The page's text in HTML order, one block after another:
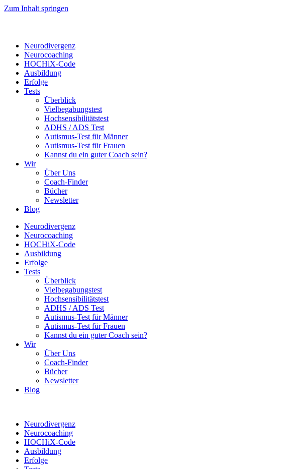
Zum Inhalt springen
Neurodivergenz
Neurocoaching
HOCHiX-Code
Ausbildung
Erfolge
Tests
Überblick
Vielbegabungstest
Hochsensibilitätstest
ADHS / ADS Test
Autismus-Test für Männer
Autismus-Test für Frauen
Kannst du ein guter Coach sein?
Wir
Über Uns
Coach-Finder
Bücher
Newsletter
Blog
Neurodivergenz
Neurocoaching
HOCHiX-Code
Ausbildung
Erfolge
Tests
Überblick
Vielbegabungstest
Hochsensibilitätstest
ADHS / ADS Test
Autismus-Test für Männer
Autismus-Test für Frauen
Kannst du ein guter Coach sein?
Wir
Über Uns
Coach-Finder
Bücher
Newsletter
Blog
Neurodivergenz
Neurocoaching
HOCHiX-Code
Ausbildung
Erfolge